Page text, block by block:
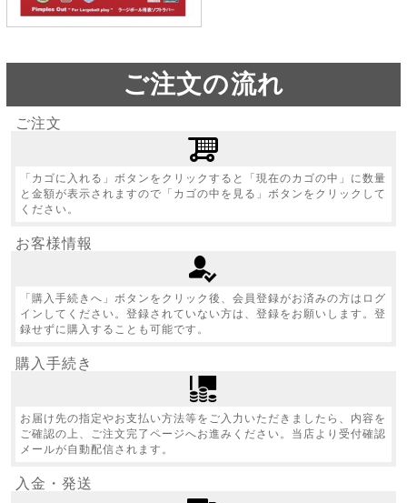
ご注文の流れ
ご注文
「カゴに入れる」ボタンをクリックすると「現在のカゴの中」に数量
と金額が表示されますので「カゴの中を見る」ボタンをクリックして
ください。
お客様情報
「購入手続きへ」ボタンをクリック後、会員登録がお済みの方はログ
インしてください。登録されていない方は、登録をお願いします。登
録せずに購入することも可能です。
購入手続き
お届け先の指定やお支払い方法等をご入力いただきましたら、内容を
ご確認の上、ご注文完了ページへお進みください。当店より受付確認
メールが自動配信されます。
入金・発送